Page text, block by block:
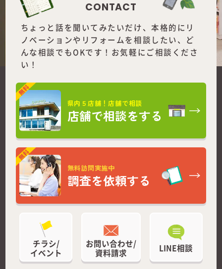
CONTACT
ちょっと話を聞いてみたいだけ、本格的にリ
ノベーションやリフォームを相談したい、ど
んな相談でもOKです！お気軽にご相談くださ
い！
県内５店舗！店舗で相談
店舗で相談をする
無料訪問実施中
調査を依頼する
チラシ/
イベント
お問い合わせ/
資料請求
LINE相談